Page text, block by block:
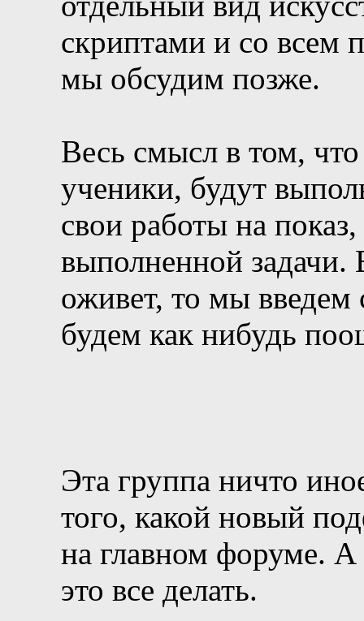
скриптами и со всем
мы обсудим позже.
Весь смысл в том,
ученики, будут
свои работы на
выполненной задачи.
оживет, то мы введем
будем как нибудь
Эта группа ничто
того, какой новый
на главном форуме. А
это все делать.